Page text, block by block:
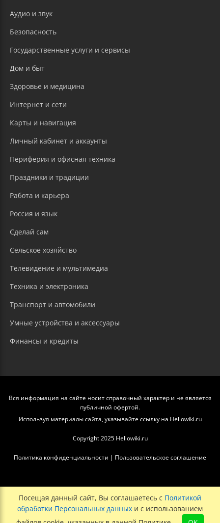
Аудио и звук
Безопасность
Государственные услуги и сервисы
Дом и быт
Здоровье и медицина
Интернет и сети
Карты и навигация
Личный кабинет и аккаунты
Периферия и офисная техника
Праздники и традиции
Работа и карьера
Россия и язык
Сделай сам
Сельское хозяйство
Телевидение и мультимедиа
Техника и электроника
Транспорт и автомобили
Умные устройства и аксессуары
Финансы и кредиты
Вся информация на сайте носит справочный характер и не является
публичной офертой.
Используя материалы сайта, указывайте ссылку на Hellowiki.ru
Copyright 2025 Hellowiki.ru
Политика конфиденциальности | Пользовательское соглашение
Посещая данный сайт, Вы соглашаетесь с Политикой
обработки Персональных данных и с использованием